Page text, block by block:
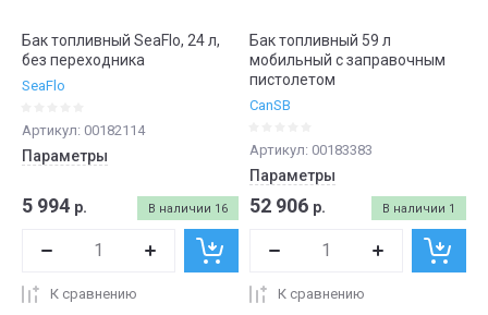
Бак топливный SeaFlo, 24 л,
без переходника
SeaFlo
Артикул: 00182114
Параметры
В наличии 16
5 994 р.
К сравнению
Бак топливный 59 л
мобильный с заправочным
пистолетом
CanSB
Артикул: 00183383
Параметры
В наличии 1
52 906 р.
К сравнению